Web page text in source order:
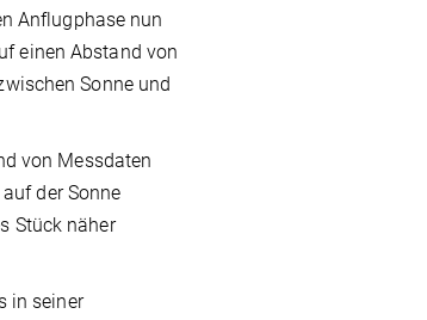
Anflugphase nun
einen Abstand von
Sonne und
von Messdaten
der Sonne
Stück näher
in seiner